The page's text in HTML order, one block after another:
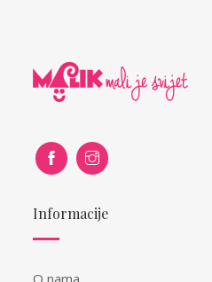
Informacije